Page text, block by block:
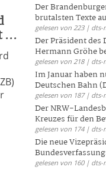
...
Der
brutalsten Texte
gelesen von 223 | dts-
Der Präsident des
Hermann Gröhe
gelesen von 218 | dts-
Im Januar haben
Deutschen Bahn
gelesen von 187 | dts-
Der NRW-
Kreuzes für den
gelesen von 174 | dts-
Die neue
gelesen von 160 | dts-